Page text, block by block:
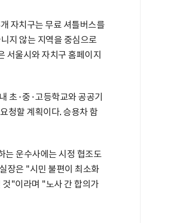
자치구는 무료 셔틀버스를
지 않는 지역을 중심으로
서울시와 자치구 홈페이지
초·중·고등학교와 공공기
청할 계획이다. 승용차 함
는 운수사에는 시정 협조도
장은 "시민 불편이 최소화
것"이라며 "노사 간 합의가